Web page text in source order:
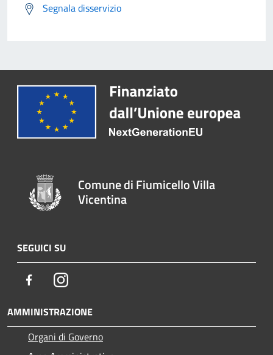
Segnala disservizio
Comune di Fiumicello Villa
Vicentina
SEGUICI SU
FacebookInstagram
AMMINISTRAZIONE
Organi di Governo